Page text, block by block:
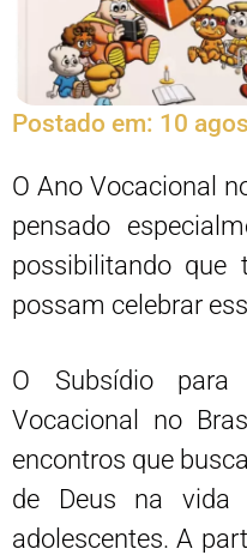
Postado em: 10
O Ano Vocacional
pensado
possibilitando que
possam celebrar
O Subsídio
Vocacional no
encontros que
de Deus na vida
adolescentes. A